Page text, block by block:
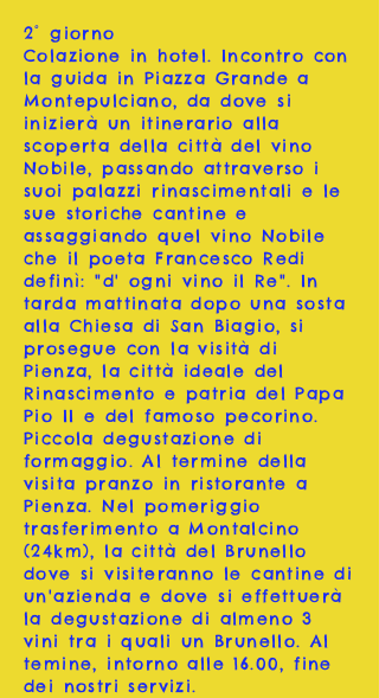
2° giorno
Colazione in hotel. Incontro con
la guida in Piazza Grande a
Montepulciano, da dove si
inizierà un itinerario alla
scoperta della città del vino
Nobile, passando attraverso i
suoi palazzi rinascimentali e le
sue storiche cantine e
assaggiando quel vino Nobile
che il poeta Francesco Redi
definì: "d' ogni vino il Re". In
tarda mattinata dopo una sosta
alla Chiesa di San Biagio, si
prosegue con la visità di
Pienza, la città ideale del
Rinascimento e patria del Papa
Pio II e del famoso pecorino.
Piccola degustazione di
formaggio. Al termine della
visita pranzo in ristorante a
Pienza. Nel pomeriggio
trasferimento a Montalcino
(24km), la città del Brunello
dove si visiteranno le cantine di
un'azienda e dove si effettuerà
la degustazione di almeno 3
vini tra i quali un Brunello. Al
temine, intorno alle 16.00, fine
dei nostri servizi.